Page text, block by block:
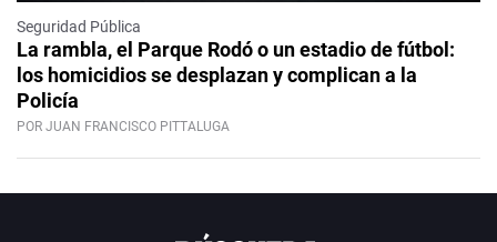
Seguridad Pública
La rambla, el Parque Rodó o un estadio de fútbol:
los homicidios se desplazan y complican a la
Policía
POR JUAN FRANCISCO PITTALUGA